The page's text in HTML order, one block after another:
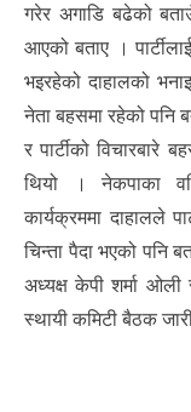
गरेर अगाडि बढेको
आएको बताए ।
भइरहेको दाहालको
नेता बहसमा रहेको पनि
र पार्टीको विचारबारे
थियो । नेकपाका
कार्यक्रममा दाहालले
चिन्ता पैदा भएको पनि
अध्यक्ष केपी शर्मा ओली
स्थायी कमिटी बैठक